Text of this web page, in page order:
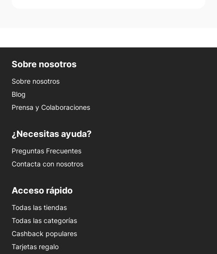
Sobre nosotros
Sobre nosotros
Blog
Prensa y Colaboraciones
¿Necesitas ayuda?
Preguntas Frecuentes
Contacta con nosotros
Acceso rápido
Todas las tiendas
Todas las categorías
Cashback populares
Tarjetas regalo